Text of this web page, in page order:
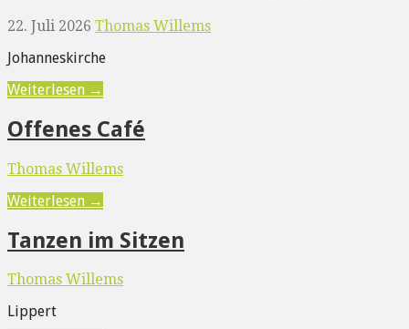
22. Juli 2026 Thomas Willems
Johanneskirche
Weiterlesen →
Offenes Café
Thomas Willems
Weiterlesen →
Tanzen im Sitzen
Thomas Willems
Lippert